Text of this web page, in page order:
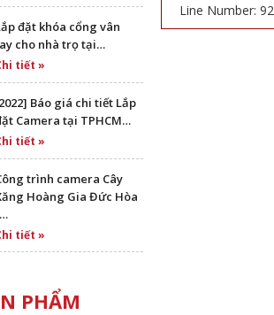
đặt khóa cổng vân
cho nhà trọ tại…
tiết »
Báo giá chi tiết Lắp
Camera tại TPHCM…
tiết »
trình camera Cây
Hoàng Gia Đức Hòa
tiết »
Line Number: 92
PHẨM